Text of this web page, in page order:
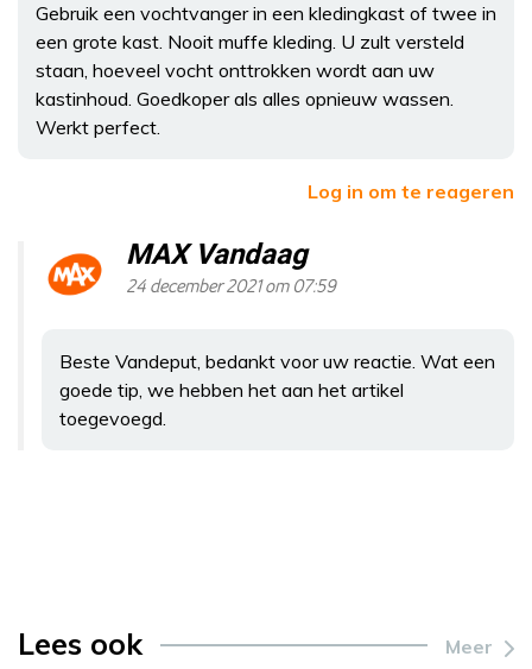
Gebruik een vochtvanger in een kledingkast of twee in
een grote kast. Nooit muffe kleding. U zult versteld
staan, hoeveel vocht onttrokken wordt aan uw
kastinhoud. Goedkoper als alles opnieuw wassen.
Werkt perfect.
Log in om te reageren
MAX Vandaag
24 december 2021 om 07:59
Beste Vandeput, bedankt voor uw reactie. Wat een
goede tip, we hebben het aan het artikel
toegevoegd.
Lees ook Meer